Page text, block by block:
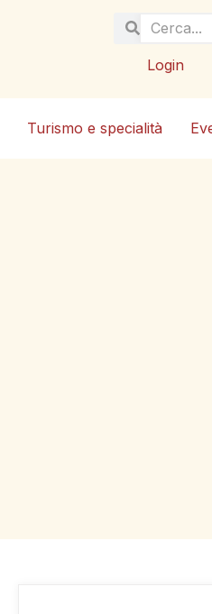
Login
Turismo e specialità